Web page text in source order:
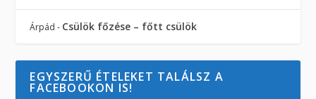
Árpád - Csülök főzése – főtt csülök
EGYSZERŰ ÉTELEKET TALÁLSZ A
FACEBOOKON IS!